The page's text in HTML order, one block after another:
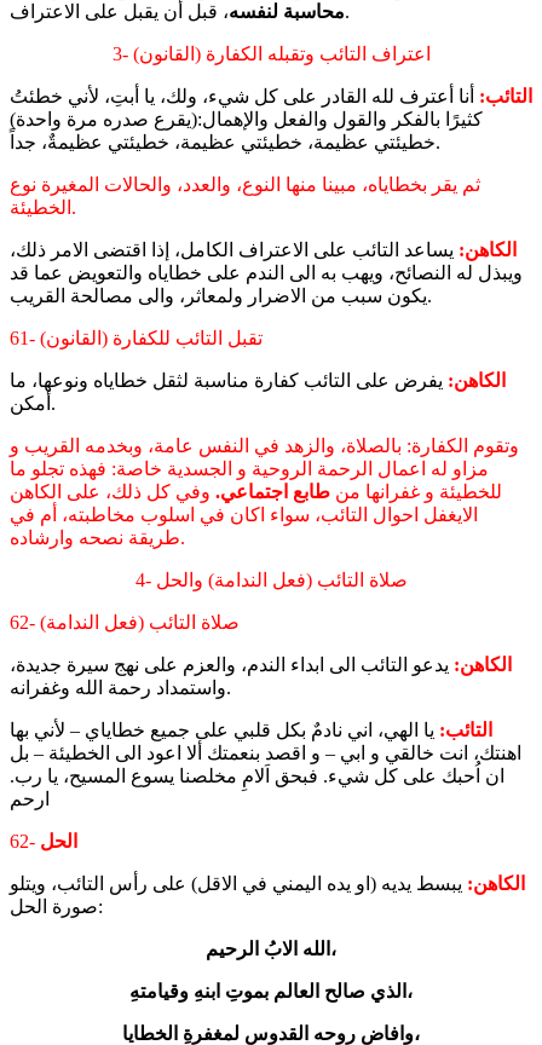
محاسبة لنفسه، قبل أن يقبل على الاعتراف.
3- اعتراف التائب وتقبله الكفارة (القانون)
التائب: أنا أعترف لله القادر على كل شيء، ولك، يا أبتِ، لأني خطئتُ
كثيرًا بالفكر والقول والفعل والإهمال:(يقرع صدره مرة واحدة)
خطيئتي عظيمة، خطيئتي عظيمة، خطيئتي عظيمةٌ، جداً.
ثم يقر بخطاياه، مبينا منها النوع، والعدد، والحالات المغيرة نوع
الخطيئة.
الكاهن: يساعد التائب على الاعتراف الكامل، إذا اقتضى الامر ذلك،
ويبذل له النصائح، ويهب به الى الندم على خطاياه والتعويض عما قد
يكون سبب من الاضرار ولمعاثر، والى مصالحة القريب.
61- تقبل التائب للكفارة (القانون)
الكاهن: يفرض على التائب كفارة مناسبة لثقل خطاياه ونوعها، ما
أمكن.
وتقوم الكفارة: بالصلاة، والزهد في النفس عامة، وبخدمه القريب و
مزاو له اعمال الرحمة الروحية و الجسدية خاصة: فهذه تجلو ما
للخطيئة و غفرانها من طابع اجتماعي. وفي كل ذلك، على الكاهن
الايغفل احوال التائب، سواء اكان في اسلوب مخاطبته، أم في
طريقة نصحه وارشاده.
4- صلاة التائب (فعل الندامة) والحل
62- صلاة التائب (فعل الندامة)
الكاهن: يدعو التائب الى ابداء الندم، والعزم على نهج سيرة جديدة،
واستمداد رحمة الله وغفرانه.
التائب: يا الهي، اني نادمٌ بكل قلبي على جميع خطاياي – لأني بها
اهنتك، انت خالقي و ابي – و اقصد بنعمتك ألا اعود الى الخطيئة – بل
ان اُحبك على كل شيء. فبحق اَلامِ مخلصنا يسوع المسيح، يا رب.
ارحم
62- الحل
الكاهن: يبسط يديه (او يده اليمني في الاقل) على رأس التائب، ويتلو
صورة الحل:
الله الابُ الرحيم،
الذي صالح العالم بموتِ ابنهِ وقيامتهِ،
وافاض روحه القدوس لمغفرةِ الخطايا،